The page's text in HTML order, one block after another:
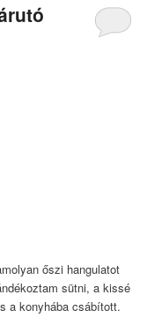
őszi hangulatot
sütni, a kissé
a konyhába csábított.